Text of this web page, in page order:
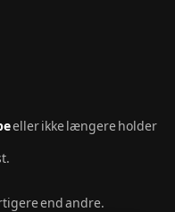
eller ikke længere holder
end andre.